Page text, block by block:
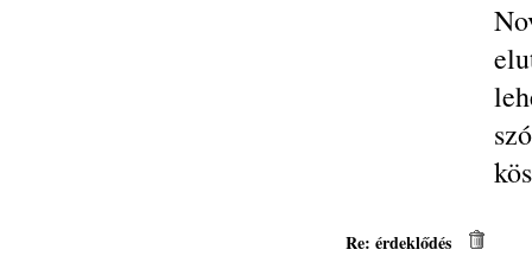
Re: érdeklődés